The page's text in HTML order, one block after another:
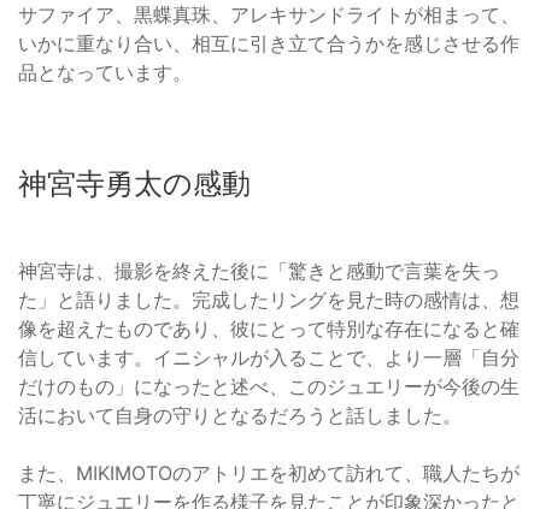
サファイア、黒蝶真珠、アレキサンドライトが相まって、
いかに重なり合い、相互に引き立て合うかを感じさせる作
品となっています。
神宮寺勇太の感動
神宮寺は、撮影を終えた後に「驚きと感動で言葉を失っ
た」と語りました。完成したリングを見た時の感情は、想
像を超えたものであり、彼にとって特別な存在になると確
信しています。イニシャルが入ることで、より一層「自分
だけのもの」になったと述べ、このジュエリーが今後の生
活において自身の守りとなるだろうと話しました。
また、MIKIMOTOのアトリエを初めて訪れて、職人たちが
丁寧にジュエリーを作る様子を見たことが印象深かったと